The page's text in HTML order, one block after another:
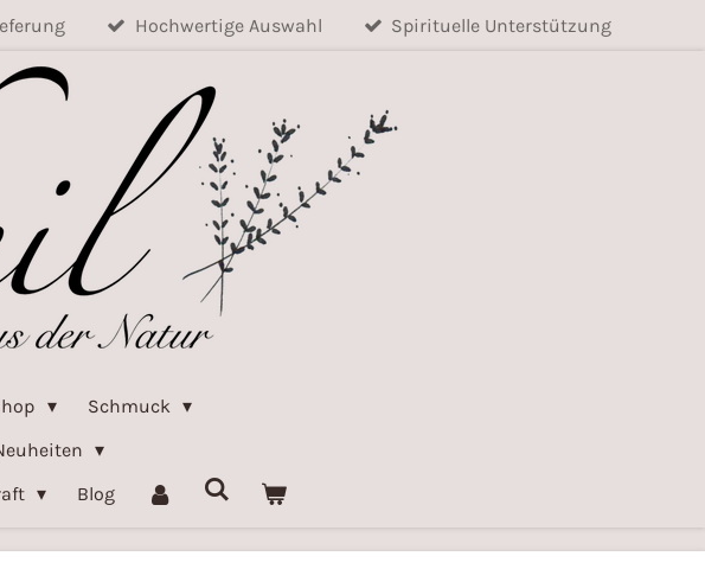
Hochwertige Auswahl Spirituelle Unterstützung
Schmuck
Blog